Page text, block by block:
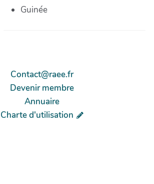
Guinée
Contact@raee.fr
Devenir membre
Annuaire
Charte d'utilisation